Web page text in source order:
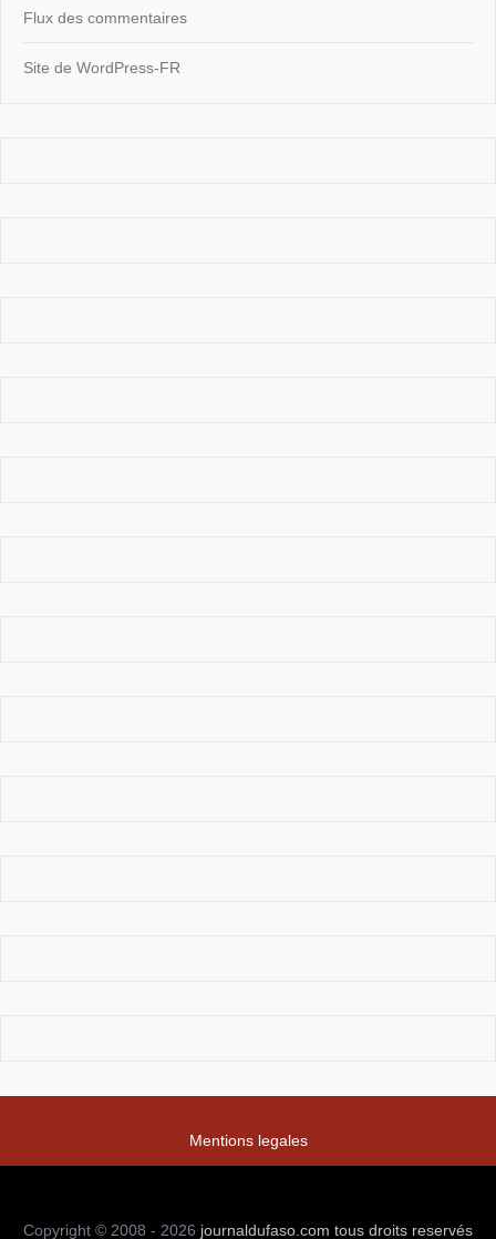
Flux des commentaires
Site de WordPress-FR
Mentions legales
Copyright © 2008 - 2026 journaldufaso.com tous droits reservés